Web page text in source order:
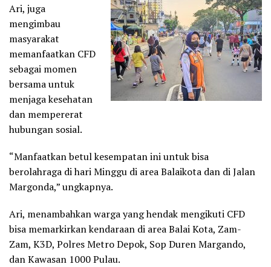
Ari, juga
mengimbau
masyarakat
memanfaatkan CFD
sebagai momen
bersama untuk
menjaga kesehatan
dan mempererat
hubungan sosial.
“Manfaatkan betul kesempatan ini untuk bisa
berolahraga di hari Minggu di area Balaikota dan di Jalan
Margonda,” ungkapnya.
Ari, menambahkan warga yang hendak mengikuti CFD
bisa memarkirkan kendaraan di area Balai Kota, Zam-
Zam, K3D, Polres Metro Depok, Sop Duren Margando,
dan Kawasan 1000 Pulau.